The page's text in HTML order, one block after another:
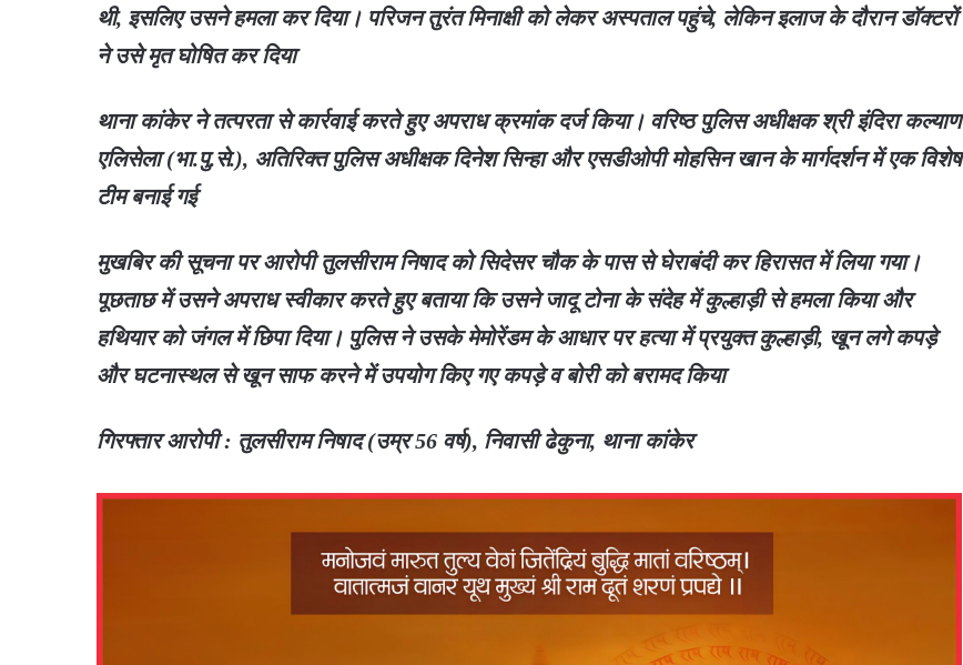
थी, इसलिए उसने हमला कर दिया। परिजन तुरंत मिनाक्षी को लेकर अस्पताल पहुंचे, लेकिन इलाज के दौरान डॉक्टरों
ने उसे मृत घोषित कर दिया
थाना कांकेर ने तत्परता से कार्रवाई करते हुए अपराध क्रमांक दर्ज किया। वरिष्ठ पुलिस अधीक्षक श्री इंदिरा कल्याण
एलिसेला (भा.पु.से.), अतिरिक्त पुलिस अधीक्षक दिनेश सिन्हा और एसडीओपी मोहसिन खान के मार्गदर्शन में एक विशेष
टीम बनाई गई
मुखबिर की सूचना पर आरोपी तुलसीराम निषाद को सिदेसर चौक के पास से घेराबंदी कर हिरासत में लिया गया।
पूछताछ में उसने अपराध स्वीकार करते हुए बताया कि उसने जादू टोना के संदेह में कुल्हाड़ी से हमला किया और
हथियार को जंगल में छिपा दिया। पुलिस ने उसके मेमोरेंडम के आधार पर हत्या में प्रयुक्त कुल्हाड़ी, खून लगे कपड़े
और घटनास्थल से खून साफ करने में उपयोग किए गए कपड़े व बोरी को बरामद किया
गिरफ्तार आरोपी : तुलसीराम निषाद (उम्र 56 वर्ष), निवासी ढेकुना, थाना कांकेर